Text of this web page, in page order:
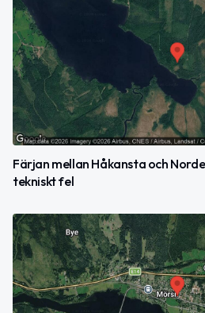
Färjan mellan Håkansta och
tekniskt fel